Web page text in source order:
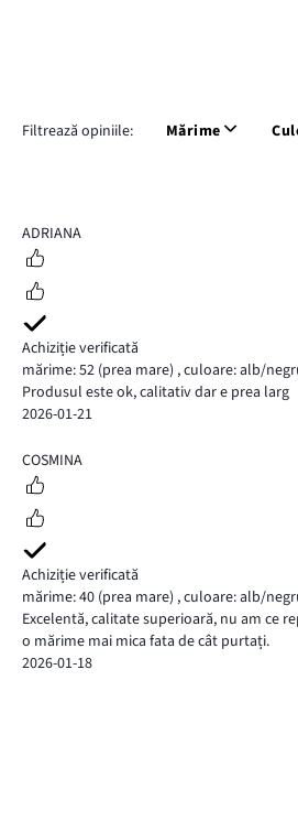
Filtrează opiniile: Mărime
5
ADRIANA
Achiziție verificată
mărime: 52 (prea mare) ,culoare: alb/
Produsul este ok, calitativ dar e prea larg
2026-01-21
5
COSMINA
Achiziție verificată
mărime: 40 (prea mare) ,culoare: alb/
Excelentă, calitate superioară, nu am ce
o mărime mai mica fata de cât purtați.
2026-01-18